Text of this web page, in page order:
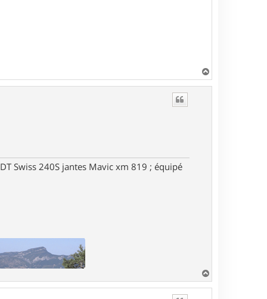
a
Swiss 240S jantes Mavic xm 819 ; équipé
a
u